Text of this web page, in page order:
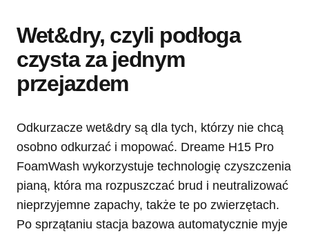
Wet&dry, czyli podłoga
czysta za jednym
przejazdem
Odkurzacze wet&dry są dla tych, którzy nie chcą
osobno odkurzać i mopować. Dreame H15 Pro
FoamWash wykorzystuje technologię czyszczenia
pianą, która ma rozpuszczać brud i neutralizować
nieprzyjemne zapachy, także te po zwierzętach.
Po sprzątaniu stacja bazowa automatycznie myje